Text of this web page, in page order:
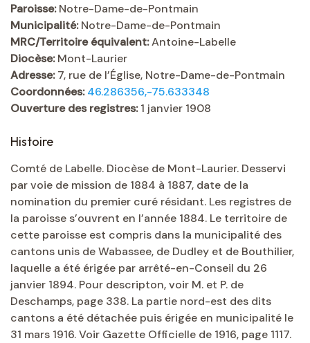
Paroisse:Notre-Dame-de-Pontmain
Municipalité:Notre-Dame-de-Pontmain
MRC/Territoire équivalent:Antoine-Labelle
Diocèse:Mont-Laurier
Adresse:7, rue de l’Église, Notre-Dame-de-Pontmain
Coordonnées: 46.286356,-75.633348
Ouverture des registres:1 janvier 1908
Histoire
Comté de Labelle. Diocèse de Mont-Laurier. Desservi
par voie de mission de 1884 à 1887, date de la
nomination du premier curé résidant. Les registres de
la paroisse s’ouvrent en l’année 1884. Le territoire de
cette paroisse est compris dans la municipalité des
cantons unis de Wabassee, de Dudley et de Bouthilier,
laquelle a été érigée par arrêté-en-Conseil du 26
janvier 1894. Pour descripton, voir M. et P. de
Deschamps, page 338. La partie nord-est des dits
cantons a été détachée puis érigée en municipalité le
31 mars 1916. Voir Gazette Officielle de 1916, page 1117.